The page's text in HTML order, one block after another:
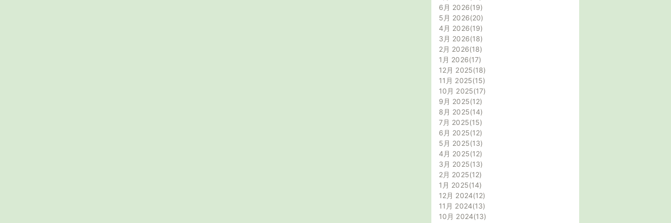
6月 2026 19
5月 2026 20
4月 2026 19
3月 2026 18
2月 2026 18
1月 2026 17
12月 2025 18
11月 2025 15
10月 2025 17
9月 2025 12
8月 2025 14
7月 2025 15
6月 2025 12
5月 2025 13
4月 2025 12
3月 2025 13
2月 2025 12
1月 2025 14
12月 2024 12
11月 2024 13
10月 2024 13